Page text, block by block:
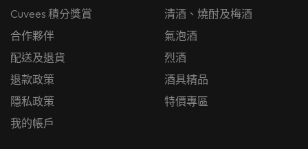
Cuvees 積分獎賞
合作夥伴
配送及退貨
退款政策
隱私政策
我的帳戶
清酒、燒酎及梅酒
氣泡酒
烈酒
酒具精品
特價專區